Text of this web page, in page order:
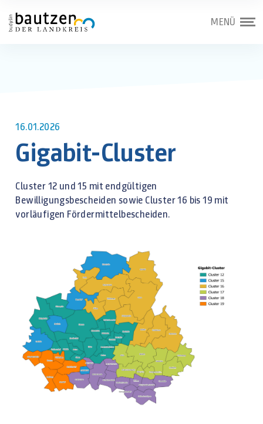
MENÜ
16.01.2026
Gigabit-Cluster
Cluster 12 und 15 mit endgültigen
Bewilligungsbescheiden sowie Cluster 16 bis 19 mit
vorläufigen Fördermittelbescheiden.